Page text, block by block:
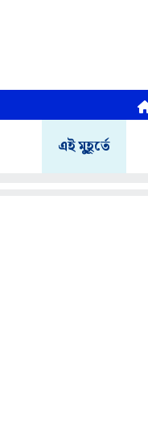
এই মুহূর্তে